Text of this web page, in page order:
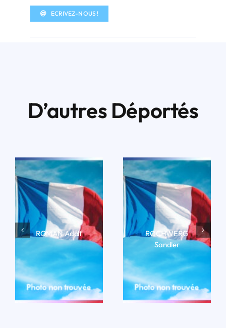
ECRIVEZ-NOUS !
D’autres Déportés
ROMAN Adolf
LIRE LA BIO
ROCHWERG
Sandler
LIRE LA BIO